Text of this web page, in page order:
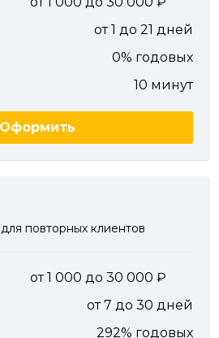
от 1 до 21 дней
0% годовых
10 минут
Оформить
повторных клиентов
от 1 000 до 30 000
от 7 до 30 дней
292% годовых